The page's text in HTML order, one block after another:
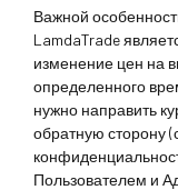
Важной
LamdaTrade
изменение цен на
определенного
нужно направить
обратную сторону
Пользователем и